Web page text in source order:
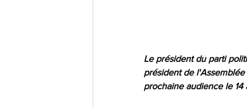
Le président du parti
président de
prochaine audience le 14